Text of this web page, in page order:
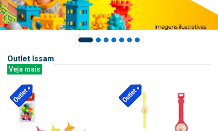
Outlet Issam
Veja mais